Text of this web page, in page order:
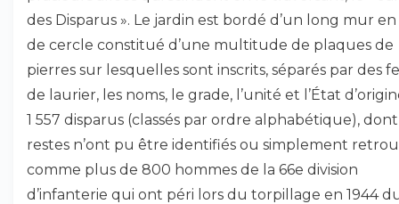
des Disparus ». Le jardin est bordé d’un long mur
de cercle constitué d’une multitude de plaques de
pierres sur lesquelles sont inscrits, séparés par des
de laurier, les noms, le grade, l’unité et l’État
1 557 disparus (classés par ordre alphabétique),
restes n’ont pu être identifiés ou simplement
comme plus de 800 hommes de la 66e division
d’infanterie qui ont péri lors du torpillage en 1944